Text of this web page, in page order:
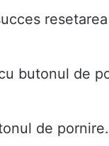
butonul de
de pornire.